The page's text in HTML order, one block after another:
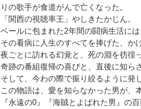
りの歌手が食道がんで亡くなった。
「関西の視聴率王」やしきたかじん。
ベールに包まれた2年間の闘病生活には
その看病に人生のすべてを捧げた、か
夜ごとに訪れる幻覚と、死の淵を彷徨
奇跡の番組復帰の喜びと、直後に知ら
そして、今わの際で振り絞るように
この物語は、愛を知らなかった男が、
『永遠の0』『海賊とよばれた男』の百